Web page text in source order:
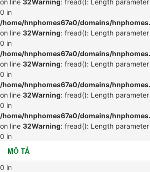
on line 32Warning: fread(): Length
0 in
/home/hnphomes67a0/domains/
on line 32Warning: fread(): Length
0 in
/home/hnphomes67a0/domains/
on line 32Warning: fread(): Length
0 in
/home/hnphomes67a0/domains/
on line 32Warning: fread(): Length
0 in
/home/hnphomes67a0/domains/
on line 32Warning: fread(): Length
0 in
/home/hnphomes67a0/domains/
0 in
MÔ TẢ